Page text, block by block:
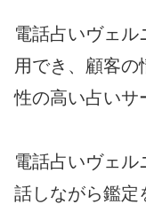
電話占いヴェル
用でき、顧客の
性の高い占いサ
電話占いヴェル
話しながら鑑定